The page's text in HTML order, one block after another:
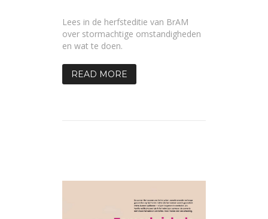
gaat
liggen
Lees in de herfsteditie van BrAM
over stormachtige omstandigheden
en wat te doen.
READ MORE